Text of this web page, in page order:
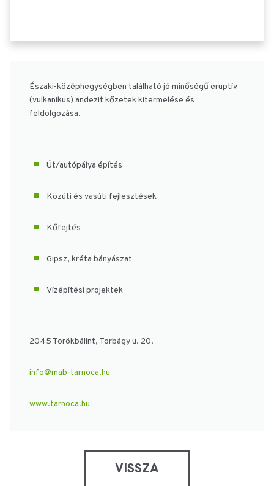
Északi-középhegységben található jó minőségű eruptív
(vulkanikus) andezit kőzetek kitermelése és
feldolgozása.
Út/autópálya építés
Közúti és vasúti fejlesztések
Kőfejtés
Gipsz, kréta bányászat
Vízépítési projektek
2045 Törökbálint, Torbágy u. 20.
info@mab-tarnoca.hu
www.tarnoca.hu
VISSZA